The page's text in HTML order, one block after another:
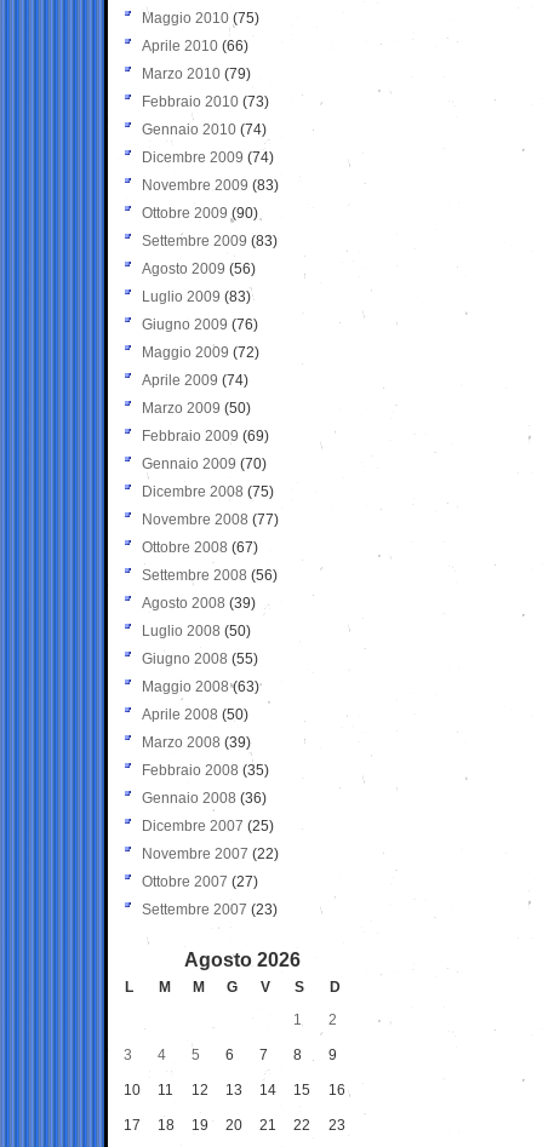
Maggio 2010 (75)
Aprile 2010 (66)
Marzo 2010 (79)
Febbraio 2010 (73)
Gennaio 2010 (74)
Dicembre 2009 (74)
Novembre 2009 (83)
Ottobre 2009 (90)
Settembre 2009 (83)
Agosto 2009 (56)
Luglio 2009 (83)
Giugno 2009 (76)
Maggio 2009 (72)
Aprile 2009 (74)
Marzo 2009 (50)
Febbraio 2009 (69)
Gennaio 2009 (70)
Dicembre 2008 (75)
Novembre 2008 (77)
Ottobre 2008 (67)
Settembre 2008 (56)
Agosto 2008 (39)
Luglio 2008 (50)
Giugno 2008 (55)
Maggio 2008(63)
Aprile 2008 (50)
Marzo 2008 (39)
Febbraio 2008 (35)
Gennaio 2008 (36)
Dicembre 2007 (25)
Novembre 2007 (22)
Ottobre 2007 (27)
Settembre 2007 (23)
Agosto 2026
L M M G V S
D
1
2
3 4 5 6 7 8 9
10 11 12 13 14 15 16
17 18 19 20 21 22 23